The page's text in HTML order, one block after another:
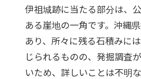
伊祖城跡に当たる部分は、
ある崖地の一角です。沖縄
あり、所々に残る石積みに
じられるものの、発掘調査
いため、詳しいことは不明